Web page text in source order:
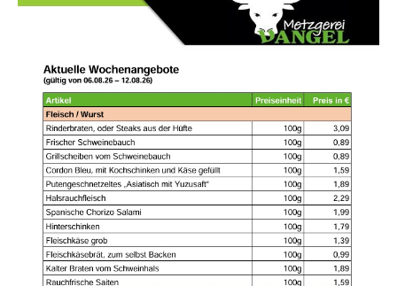
HOME
UNSERE WERTE
AKTUELLE ANGEBOTE
KONTAKT